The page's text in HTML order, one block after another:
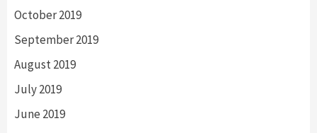
October 2019
September 2019
August 2019
July 2019
June 2019